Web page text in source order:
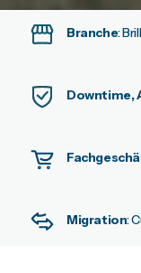
Branche:
Downtime,
Migration: